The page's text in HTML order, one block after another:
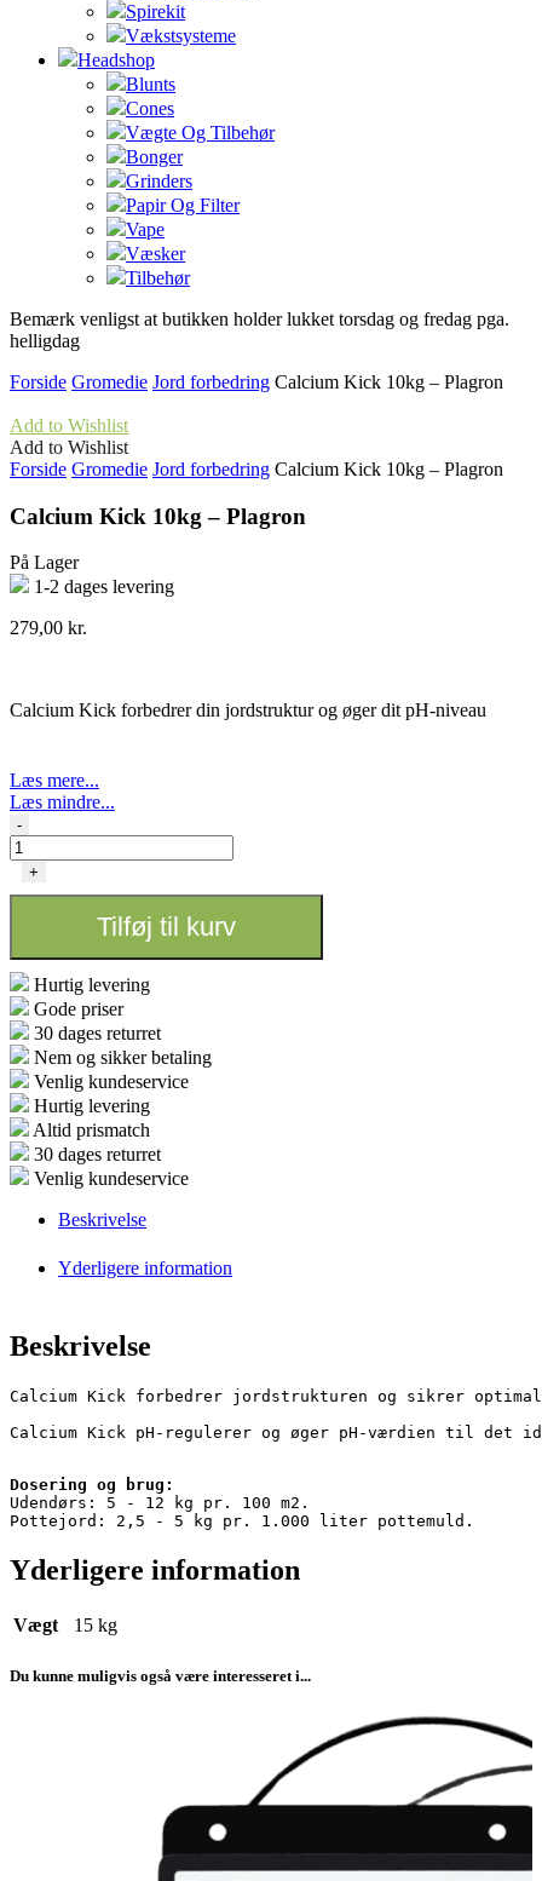
Spirekit
Vækstsysteme
Headshop
Blunts
Cones
Vægte Og Tilbehør
Bonger
Grinders
Papir Og Filter
Vape
Væsker
Tilbehør
Bemærk venligst at butikken holder lukket torsdag og fredag pga.
helligdag
Forside Gromedie Jord forbedring Calcium Kick 10kg – Plagron
Add to Wishlist
Add to Wishlist
Forside Gromedie Jord forbedring Calcium Kick 10kg – Plagron
Calcium Kick 10kg – Plagron
På Lager
1-2 dages levering
279,00 kr.
Calcium Kick forbedrer din jordstruktur og øger dit pH-niveau
Læs mere...
Læs mindre...
Calcium
Kick
10kg
-
+
Tilføj til kurv
Hurtig levering
Gode priser
30 dages returret
Nem og sikker betaling
Venlig kundeservice
Hurtig levering
Altid prismatch
30 dages returret
Venlig kundeservice
Beskrivelse
Yderligere information
Beskrivelse
Calcium Kick forbedrer jordstrukturen og sikrer
Calcium Kick pH-regulerer og øger pH-værdien til det
Dosering og brug:
Udendørs: 5 - 12 kg pr. 100 m2.
Pottejord: 2,5 - 5 kg pr. 1.000 liter pottemuld.
Yderligere information
Vægt 15 kg
Du kunne muligvis også være interesseret i...